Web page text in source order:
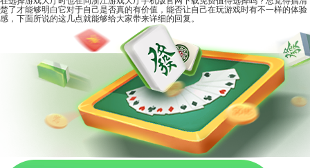
楚了才能够明白它对于自己是否真的有价值，能否让自己在玩游戏时有不一样的体验
感，下面所说的这几点就能够给大家带来详细的回复。